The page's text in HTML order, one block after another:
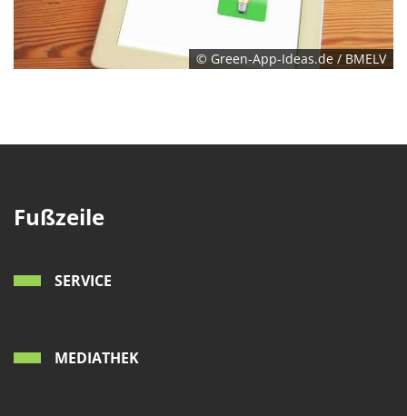
© Green-App-Ideas.de / BMELV
Fußzeile
SERVICE
MEDIATHEK